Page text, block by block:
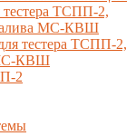
тестера ТСПП-2,
МС-КВШ
тестера ТСПП-2,
КВШ
2